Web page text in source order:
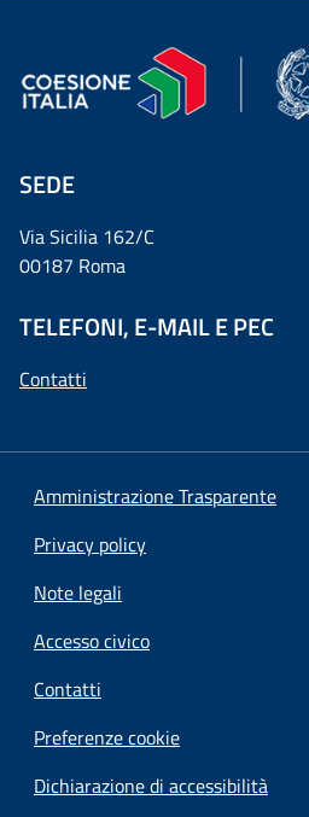
SEDE
Via Sicilia 162/C
00187 Roma
TELEFONI, E-MAIL E PEC
Contatti
Amministrazione Trasparente
Privacy policy
Note legali
Accesso civico
Contatti
Preferenze cookie
Dichiarazione di accessibilità